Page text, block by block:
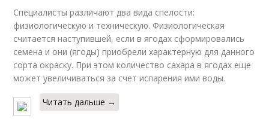
Специалисты различают два вида спелости:
физиологическую и техническую. Физиологическая
считается наступившей, если в ягодах сформировались
семена и они (ягоды) приобрели характерную для данного
сорта окраску. При этом количество сахара в ягодах еще
может увеличиваться за счет испарения ими воды.
Читать дальше →